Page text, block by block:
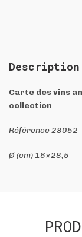
Description
Carte des vins
collection
Référence 28052
Ø (cm) 16×28,5